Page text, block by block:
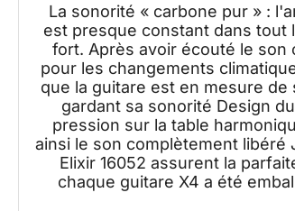
La sonorité « carbone pur » :
est presque constant dans
fort. Après avoir écouté le
pour les changements
que la guitare est en mesure
gardant sa sonorité Design
pression sur la table
ainsi le son complètement libéré
Elixir 16052 assurent la
chaque guitare X4 a été